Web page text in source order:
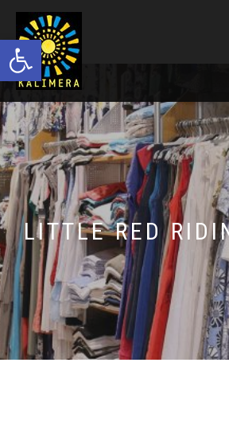
Ανοίξτε τη γραμμή εργαλείων
LITTLE RED